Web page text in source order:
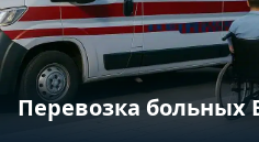
Перевозка больных